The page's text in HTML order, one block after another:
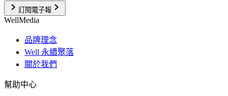
訂閱電子報
WellMedia
品牌理念
Well 永續聚落
關於我們
幫助中心